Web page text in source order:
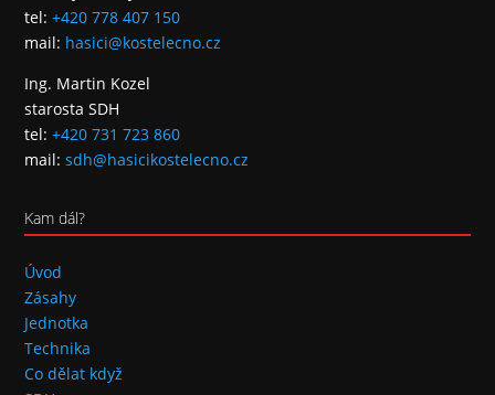
tel:+420 778 407 150
mail: hasici@kostelecno.cz
Ing. Martin Kozel
starosta SDH
tel:+420 731 723 860
mail:sdh@hasicikostelecno.cz
Kam dál?
Úvod
Zásahy
Jednotka
Technika
Co dělat když